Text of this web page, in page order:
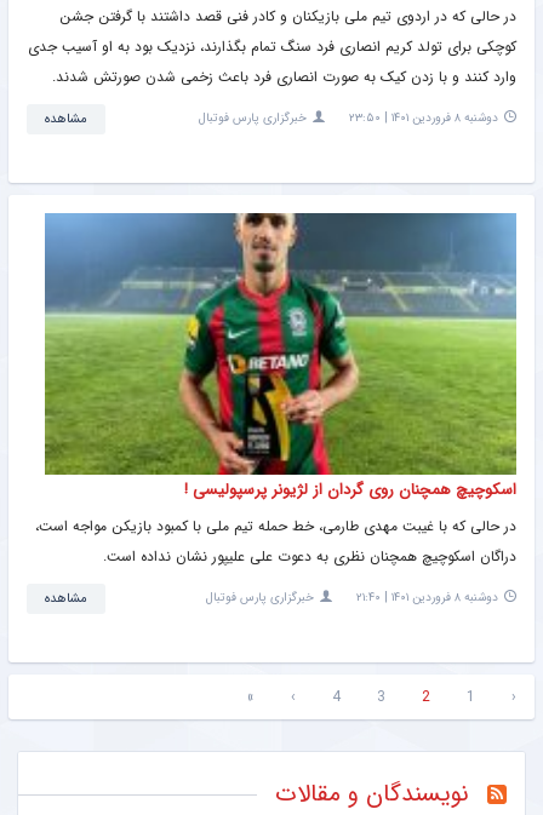
در حالی که در اردوی تیم ملی بازیکنان و کادر فنی قصد داشتند با گرفتن جشن
کوچکی برای تولد کریم انصاری فرد سنگ تمام بگذارند، نزدیک بود به او آسیب جدی
وارد کنند و با زدن کیک به صورت انصاری فرد باعث زخمی شدن صورتش شدند.
دوشنبه ۸ فروردین ۱۴۰۱ | ۲۳:۵۰ خبرگزاری پارس فوتبال مشاهده
اسکوچیچ همچنان روی گردان از لژیونر پرسپولیسی !
در حالی که با غیبت مهدی طارمی، خط حمله تیم ملی با کمبود بازیکن مواجه است،
دراگان اسکوچیچ همچنان نظری به دعوت علی علیپور نشان نداده است.
دوشنبه ۸ فروردین ۱۴۰۱ | ۲۱:۴۰ خبرگزاری پارس فوتبال مشاهده
‹
1
2
3
4
›
»
نویسندگان و مقالات